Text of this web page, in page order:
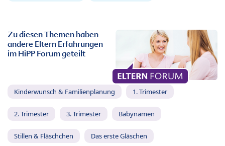
Zu diesen Themen haben
andere Eltern Erfahrungen
im HiPP Forum geteilt
Kinderwunsch & Familienplanung 1. Trimester
2. Trimester 3. Trimester Babynamen
Stillen & Fläschchen Das erste Gläschen